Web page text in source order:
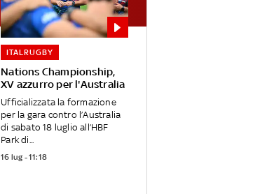
Nations Championship,
XV azzurro per l'Australia
ITALRUGBY
Ufficializzata la formazione
per la gara contro l’Australia
di sabato 18 luglio all’HBF
Park di...
16 lug - 11:18